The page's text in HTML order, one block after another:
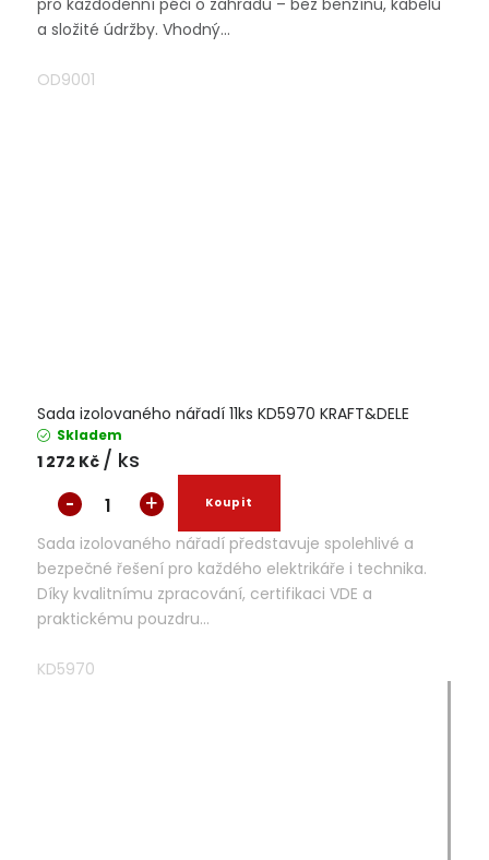
a složité údržby. Vhodný...
OD9001
Sada izolovaného nářadí 11ks KD5970 KRAFT&DELE
Skladem
1 272 Kč / ks
Sada izolovaného nářadí představuje spolehlivé a
bezpečné řešení pro každého elektrikáře i technika.
Díky kvalitnímu zpracování, certifikaci VDE a
praktickému pouzdru...
KD5970